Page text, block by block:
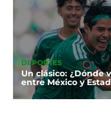
DEPORTES
Un clásico: ¿Dónde
entre México y